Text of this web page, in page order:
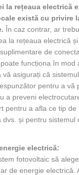
la rețeaua electrică
există cu privire
În caz contrar, ar
la rețeaua electrică
de
funcționa în mod
asigurați că
pentru a vă
a preveni
pentru a afla ce tip
dvs. și pentru sistemul
electrică:
fotovoltaic să
de energie electrică.